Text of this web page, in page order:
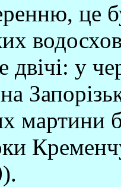
це
у
на
мартини